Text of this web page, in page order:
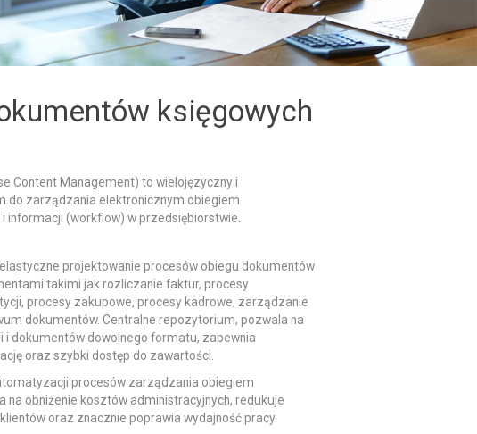
księgowych
Content Management) to wielojęzyczny i
do zarządzania elektronicznym obiegiem
informacji (workflow) w przedsiębiorstwie.
projektowanie procesów obiegu dokumentów
takimi jak rozliczanie faktur, procesy
procesy zakupowe, procesy kadrowe, zarządzanie
dokumentów. Centralne repozytorium, pozwala na
i dokumentów dowolnego formatu, zapewnia
oraz szybki dostęp do zawartości.
procesów zarządzania obiegiem
na obniżenie kosztów administracyjnych, redukuje
oraz znacznie poprawia wydajność pracy.